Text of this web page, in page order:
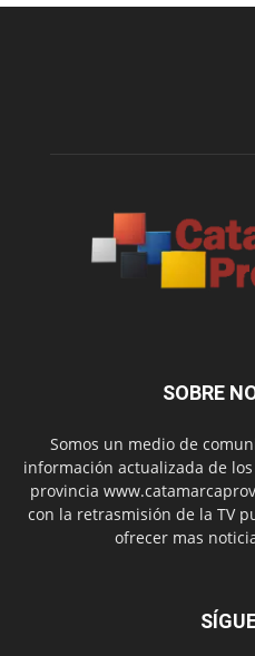
SOBRE
Somos un medio de
información actualizada de
provincia
con la retrasmisión de la TV
ofrecer mas